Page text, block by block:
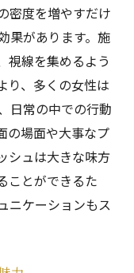
密度を増やすだけ
果があります。施
視線を集めるよう
り、多くの女性は
日常の中での行動
の場面や大事なプ
シュは大きな味方
ことができるた
ニケーションもス